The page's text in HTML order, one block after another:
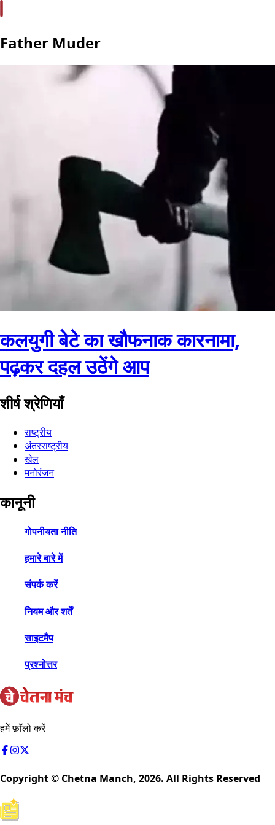
Father Muder
कलयुगी बेटे का खौफनाक कारनामा,
पढ़कर दहल उठेंगे आप
शीर्ष श्रेणियाँ
राष्ट्रीय
अंतरराष्ट्रीय
खेल
मनोरंजन
कानूनी
गोपनीयता नीति
हमारे बारे में
संपर्क करें
नियम और शर्तें
साइटमैप
प्रश्नोत्तर
हमें फ़ॉलो करें
Copyright © Chetna Manch, 2026. All Rights Reserved